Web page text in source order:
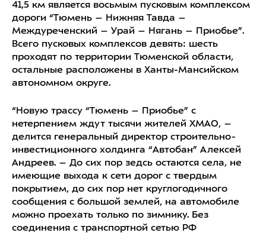
41,5 км является восьмым пусковым комплексом
дороги “Тюмень – Нижняя Тавда –
Междуреченский – Урай – Нягань – Приобье”.
Всего пусковых комплексов девять: шесть
проходят по территории Тюменской области,
остальные расположены в Ханты-Мансийском
автономном округе.
“Новую трассу “Тюмень – Приобье” с
нетерпением ждут тысячи жителей ХМАО, –
делится генеральный директор строительно-
инвестиционного холдинга “Автобан” Алексей
Андреев. – До сих пор зедсь остаются села, не
имеющие выхода к сети дорог с твердым
покрытием, до сих пор нет круглогодичного
сообщения с большой землей, на автомобиле
можно проехать только по зимнику. Без
соединения с транспортной сетью РФ